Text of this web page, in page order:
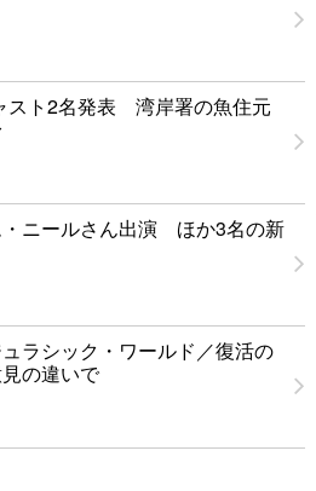
スト2名発表 湾岸署の魚住元
ニールさん出演 ほか3名の新
ラシック・ワールド／復活の
の違いで